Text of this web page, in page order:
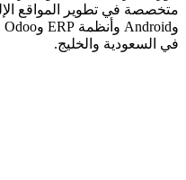
في السعودية والخليج.